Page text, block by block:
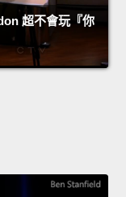
超不會玩『你